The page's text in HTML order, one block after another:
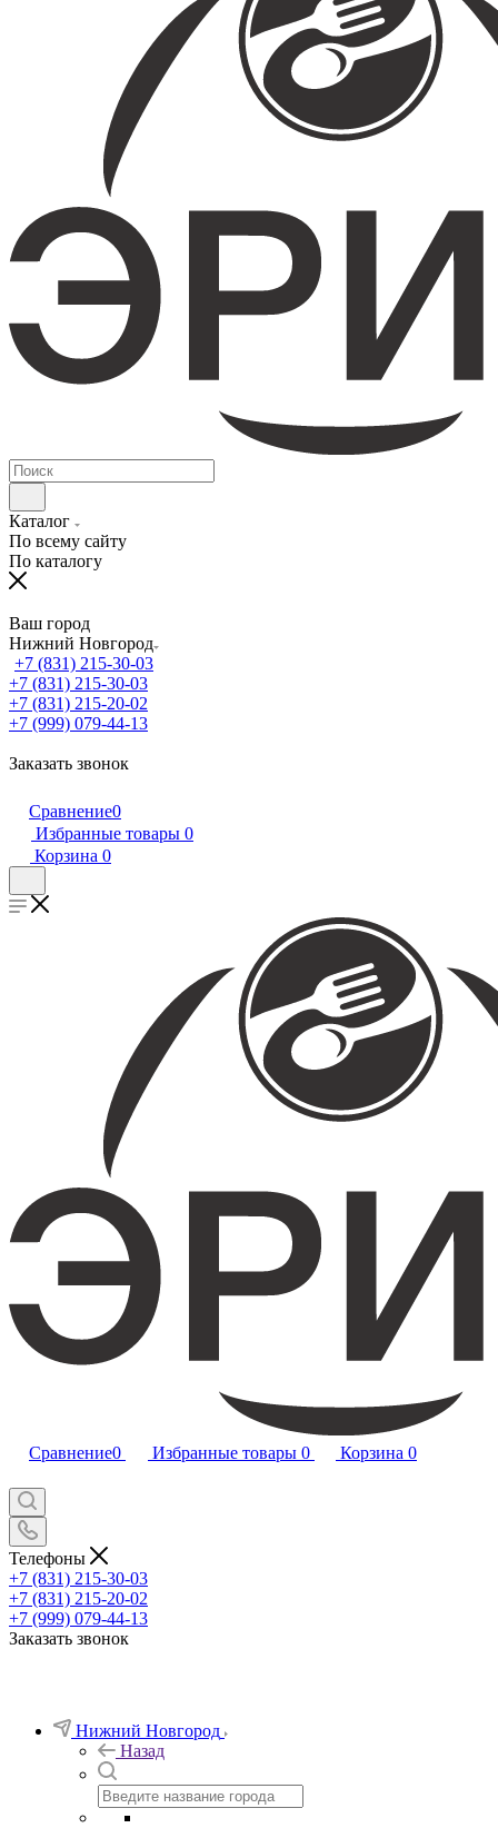
Каталог
По всему сайту
По каталогу
Ваш город
Нижний Новгород
+7 (831) 215-30-03
+7 (831) 215-30-03
+7 (831) 215-20-02
+7 (999) 079-44-13
Заказать звонок
Сравнение0
Избранные товары 0
Корзина 0
Сравнение0 Избранные товары 0 Корзина 0
Телефоны
+7 (831) 215-30-03
+7 (831) 215-20-02
+7 (999) 079-44-13
Заказать звонок
Нижний Новгород
Назад